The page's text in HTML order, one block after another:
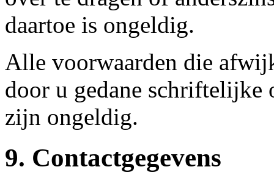
daartoe is ongeldig.
Alle voorwaarden die
door u gedane schriftelijke
zijn ongeldig.
9. Contactgegevens